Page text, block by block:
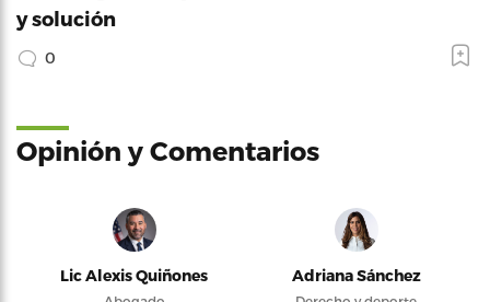
y solución
0
Opinión y Comentarios
Lic Alexis Quiñones Adriana Sánchez